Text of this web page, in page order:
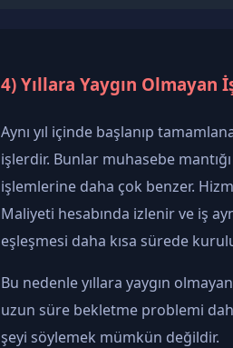
4) Yıllara Yaygın Olmayan
Aynı yıl içinde başlanıp
işlerdir. Bunlar muhasebe
işlemlerine daha çok benzer.
Maliyeti hesabında izlenir ve iş
eşleşmesi daha kısa sürede
Bu nedenle yıllara yaygın
uzun süre bekletme problemi daha
şeyi söylemek mümkün değildir.